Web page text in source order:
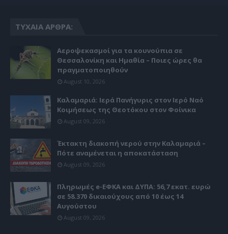
ΤΥΧΑΊΑ ΆΡΘΡΑ:
Αεροψεκασμοί για τα κουνούπια σε
Θεσσαλονίκη και Ημαθία – Ποιες ώρες θα
πραγματοποιηθούν
August 10, 2026
Καλαμαριά: Ιερά Πανήγυρις στον Ιερό Ναό
Κοιμήσεως της Θεοτόκου στον Φοίνικα
August 09, 2026
Έκτακτη διακοπή νερού στην Καλαμαριά –
Πότε αναμένεται η αποκατάσταση
August 09, 2026
Πληρωμές e-ΕΦΚΑ και ΔΥΠΑ: 56,7 εκατ. ευρώ
σε 58.370 δικαιούχους από 10 έως 14
Αυγούστου
August 09, 2026